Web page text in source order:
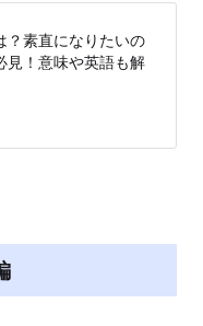
？素直になりたいの
見！意味や英語も解